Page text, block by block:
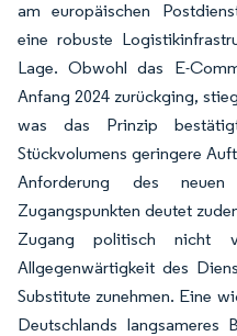
am europäischen
eine robuste
Lage. Obwohl das E-
Anfang 2024 zurückging,
was das Prinzip
Stückvolumens geringere
Anforderung des
Zugangspunkten deutet
Zugang politisch nicht
Allgegenwärtigkeit des
Substitute zunehmen. Eine
Deutschlands langsameres